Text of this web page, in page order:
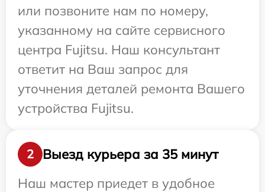
или позвоните нам по номеру,
указанному на сайте сервисного
центра Fujitsu. Наш консультант
ответит на Ваш запрос для
уточнения деталей ремонта Вашего
устройства Fujitsu.
2
Выезд курьера за 35 минут
Наш мастер приедет в удобное